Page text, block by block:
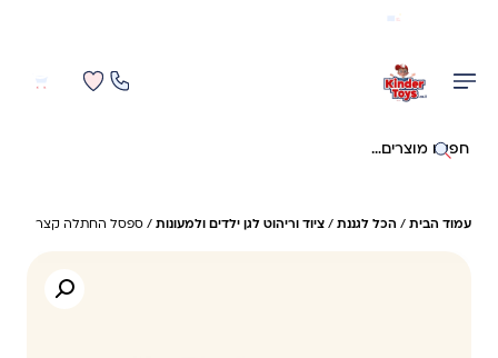
חיפוש באתר
עמוד הבית / הכל לגננת / ציוד וריהוט לגן ילדים ולמעונות / ספסל החתלה קצר